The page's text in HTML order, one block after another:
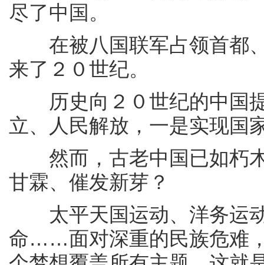
尽了中国。
在被八国联军占领首都、
来了２０世纪。
历史向２０世纪的中国提
立、人民解放，一是实现国
然而，古老中国已如朽木
甘霖、催发新芽？
太平天国运动、洋务运动
命……面对深重的民族危难